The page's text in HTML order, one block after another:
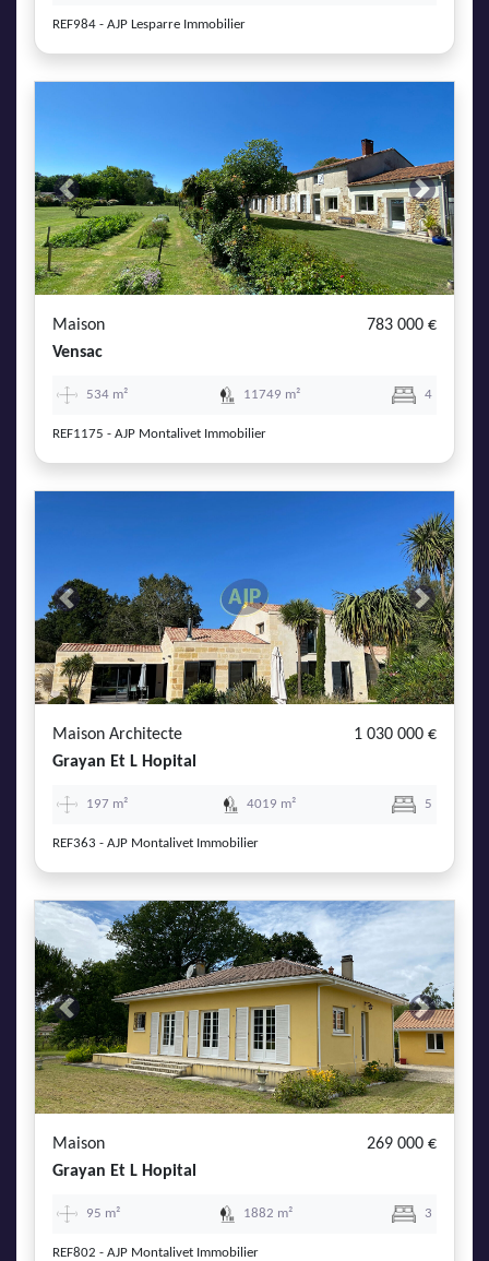
REF984 - AJP Lesparre Immobilier
Previous Next
Maison
783 000 €
Vensac
534 m² 11749 m² 4
REF1175 - AJP Montalivet Immobilier
Previous Next
Maison Architecte
1 030 000 €
Grayan Et L Hopital
197 m² 4019 m² 5
REF363 - AJP Montalivet Immobilier
Previous Next
Maison
269 000 €
Grayan Et L Hopital
95 m² 1882 m² 3
REF802 - AJP Montalivet Immobilier